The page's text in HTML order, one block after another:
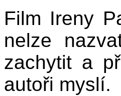
Film Ireny
nelze
zachytit a
autoři myslí.